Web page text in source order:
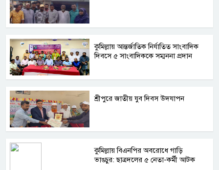
কুমিল্লায় আন্তর্জাতিক নির্যাতিত সাংবাদিক
দিবসে ৫ সাংবাদিককে সম্মননা প্রদান
শ্রীপুরে জাতীয় যুব দিবস উদযাপন
কুমিল্লায় বিএনপির অবরোধে গাড়ি
ভাঙচুর: ছাত্রদলের ৫ নেতা-কর্মী আটক